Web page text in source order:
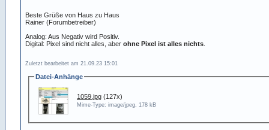
Beste Grüße von Haus zu Haus
Rainer (Forumbetreiber)
Analog: Aus Negativ wird Positiv.
Digital: Pixel sind nicht alles, aber ohne Pixel ist alles nichts
Zuletzt bearbeitet am 21.09.23 15:01
Datei-Anhänge
1059.jpg (127x)
Mime-Type: image/jpeg, 178 kB